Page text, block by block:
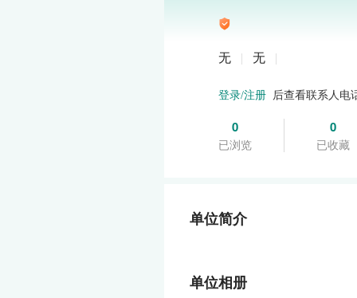
无 | 无 |
登录/注册 后查看联系人电
0
已浏览
0
已收藏
单位简介
单位相册